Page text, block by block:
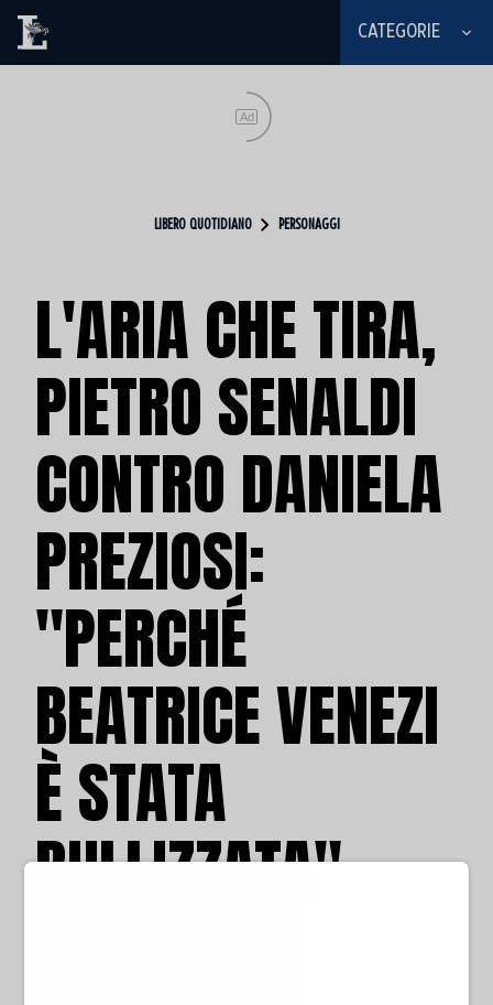
CATEGORIE
Ad
LIBERO QUOTIDIANO PERSONAGGI
L'ARIA CHE TIRA,
PIETRO SENALDI
CONTRO DANIELA
PREZIOSI:
"PERCHÉ
BEATRICE VENEZI
È STATA
BULLIZZATA"